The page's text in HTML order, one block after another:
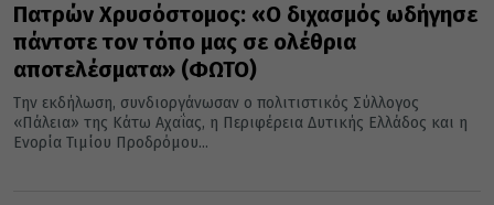
Πατρών Χρυσόστομος: «Ο διχασμός ωδήγησε
πάντοτε τον τόπο μας σε ολέθρια
αποτελέσματα» (ΦΩΤΟ)
Την εκδήλωση, συνδιοργάνωσαν ο πολιτιστικός Σύλλογος
«Πάλεια» της Κάτω Αχαΐας, η Περιφέρεια Δυτικής Ελλάδος και η
Ενορία Τιμίου Προδρόμου...